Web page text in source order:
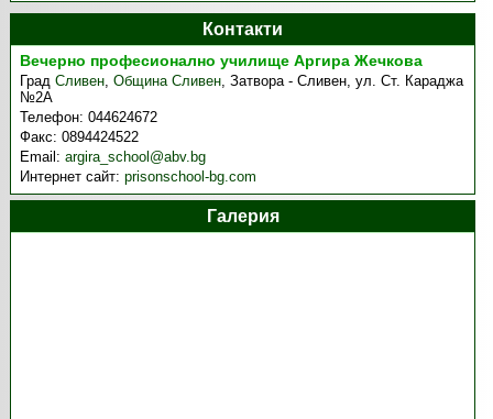
Контакти
Вечерно професионално училище Аргира Жечкова
ГрадСливен,Община Сливен,Затвора - Сливен, ул. Ст. Караджа
№2А
Телефон:044624672
Факс:0894424522
Email:argira_school@abv.bg
Интернет сайт:prisonschool-bg.com
Галерия